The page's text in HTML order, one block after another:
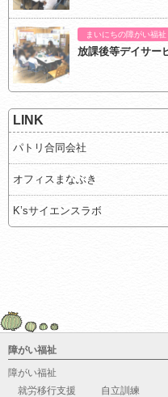
まいにちの障がい福祉
放課後等デイサー
LINK
パトリ合同会社
オフィスまなぶき
K’sサイエンスラボ
障がい福祉
障がい福祉
就労移行支援
自立訓練